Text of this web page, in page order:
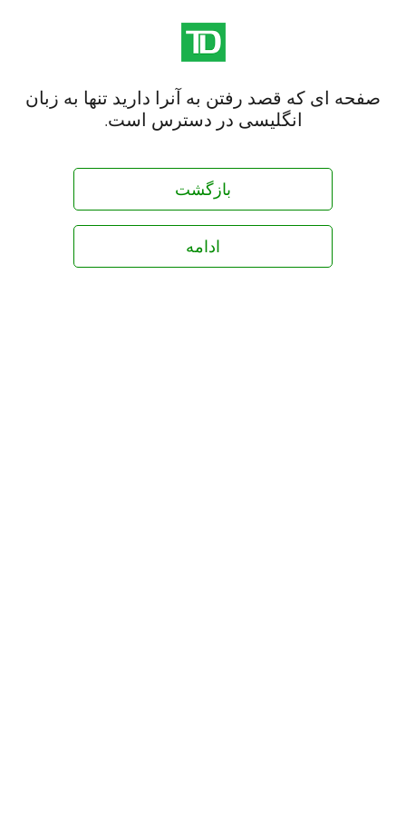
صفحه ای که قصد رفتن به آنرا دارید تنها به زبان
انگلیسی در دسترس است.
بازگشت
ادامه